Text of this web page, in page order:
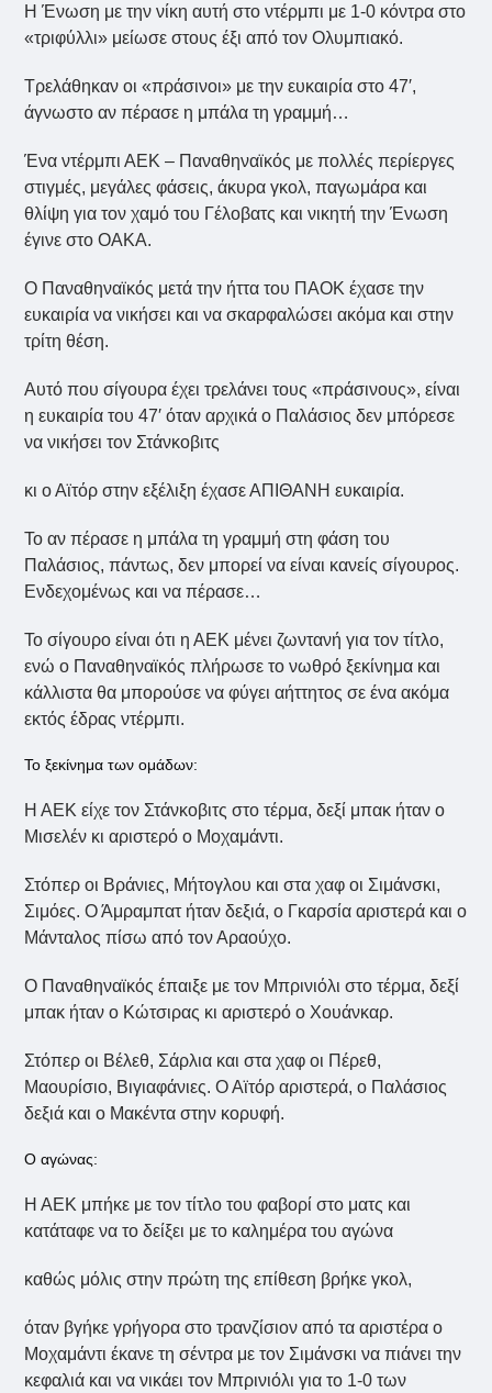
Η Ένωση με την νίκη αυτή στο ντέρμπι με 1-0 κόντρα στο
«τριφύλλι» μείωσε στους έξι από τον Ολυμπιακό.
Τρελάθηκαν οι «πράσινοι» με την ευκαιρία στο 47′,
άγνωστο αν πέρασε η μπάλα τη γραμμή…
Ένα ντέρμπι ΑΕΚ – Παναθηναϊκός με πολλές περίεργες
στιγμές, μεγάλες φάσεις, άκυρα γκολ, παγωμάρα και
θλίψη για τον χαμό του Γέλοβατς και νικητή την Ένωση
έγινε στο ΟΑΚΑ.
Ο Παναθηναϊκός μετά την ήττα του ΠΑΟΚ έχασε την
ευκαιρία να νικήσει και να σκαρφαλώσει ακόμα και στην
τρίτη θέση.
Αυτό που σίγουρα έχει τρελάνει τους «πράσινους», είναι
η ευκαιρία του 47′ όταν αρχικά ο Παλάσιος δεν μπόρεσε
να νικήσει τον Στάνκοβιτς
κι ο Αϊτόρ στην εξέλιξη έχασε ΑΠΙΘΑΝΗ ευκαιρία.
Το αν πέρασε η μπάλα τη γραμμή στη φάση του
Παλάσιος, πάντως, δεν μπορεί να είναι κανείς σίγουρος.
Ενδεχομένως και να πέρασε…
Το σίγουρο είναι ότι η ΑΕΚ μένει ζωντανή για τον τίτλο,
ενώ ο Παναθηναϊκός πλήρωσε το νωθρό ξεκίνημα και
κάλλιστα θα μπορούσε να φύγει αήττητος σε ένα ακόμα
εκτός έδρας ντέρμπι.
Το ξεκίνημα των ομάδων:
Η ΑΕΚ είχε τον Στάνκοβιτς στο τέρμα, δεξί μπακ ήταν ο
Μισελέν κι αριστερό ο Μοχαμάντι.
Στόπερ οι Βράνιες, Μήτογλου και στα χαφ οι Σιμάνσκι,
Σιμόες. Ο Άμραμπατ ήταν δεξιά, ο Γκαρσία αριστερά και ο
Μάνταλος πίσω από τον Αραούχο.
Ο Παναθηναϊκός έπαιξε με τον Μπρινιόλι στο τέρμα, δεξί
μπακ ήταν ο Κώτσιρας κι αριστερό ο Χουάνκαρ.
Στόπερ οι Βέλεθ, Σάρλια και στα χαφ οι Πέρεθ,
Μαουρίσιο, Βιγιαφάνιες. Ο Αϊτόρ αριστερά, ο Παλάσιος
δεξιά και ο Μακέντα στην κορυφή.
Ο αγώνας:
Η ΑΕΚ μπήκε με τον τίτλο του φαβορί στο ματς και
κατάταφε να το δείξει με το καλημέρα του αγώνα
καθώς μόλις στην πρώτη της επίθεση βρήκε γκολ,
όταν βγήκε γρήγορα στο τρανζίσιον από τα αριστέρα ο
Μοχαμάντι έκανε τη σέντρα με τον Σιμάνσκι να πιάνει την
κεφαλιά και να νικάει τον Μπρινιόλι για το 1-0 των